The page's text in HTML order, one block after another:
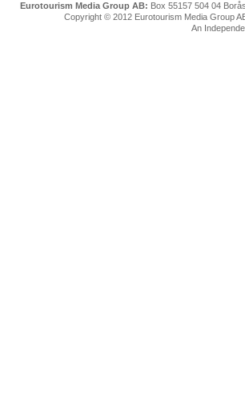
Eurotourism Media Group AB: Box 55157 504 04
Copyright © 2012 Eurotourism Media Group
An